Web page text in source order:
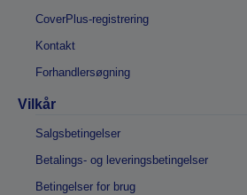
CoverPlus-registrering
Kontakt
Forhandlersøgning
Vilkår
Salgsbetingelser
Betalings- og leveringsbetingelser
Betingelser for brug